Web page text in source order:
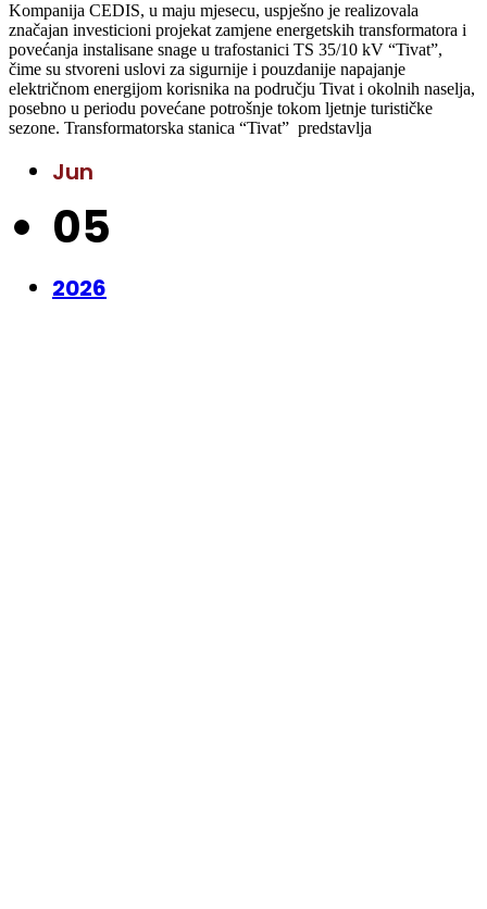
Kompanija CEDIS, u maju mjesecu, uspješno je realizovala
značajan investicioni projekat zamjene energetskih transformatora i
povećanja instalisane snage u trafostanici TS 35/10 kV “Tivat”,
čime su stvoreni uslovi za sigurnije i pouzdanije napajanje
električnom energijom korisnika na području Tivat i okolnih naselja,
posebno u periodu povećane potrošnje tokom ljetnje turističke
sezone. Transformatorska stanica “Tivat” predstavlja
Jun
05
2026